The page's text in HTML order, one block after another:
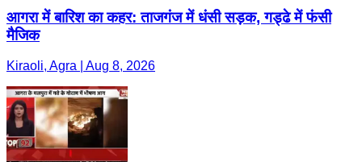
आगरा में बारिश का कहर: ताजगंज में धंसी सड़क, गड्ढे में फंसी
मैजिक
Kiraoli, Agra | Aug 8, 2026